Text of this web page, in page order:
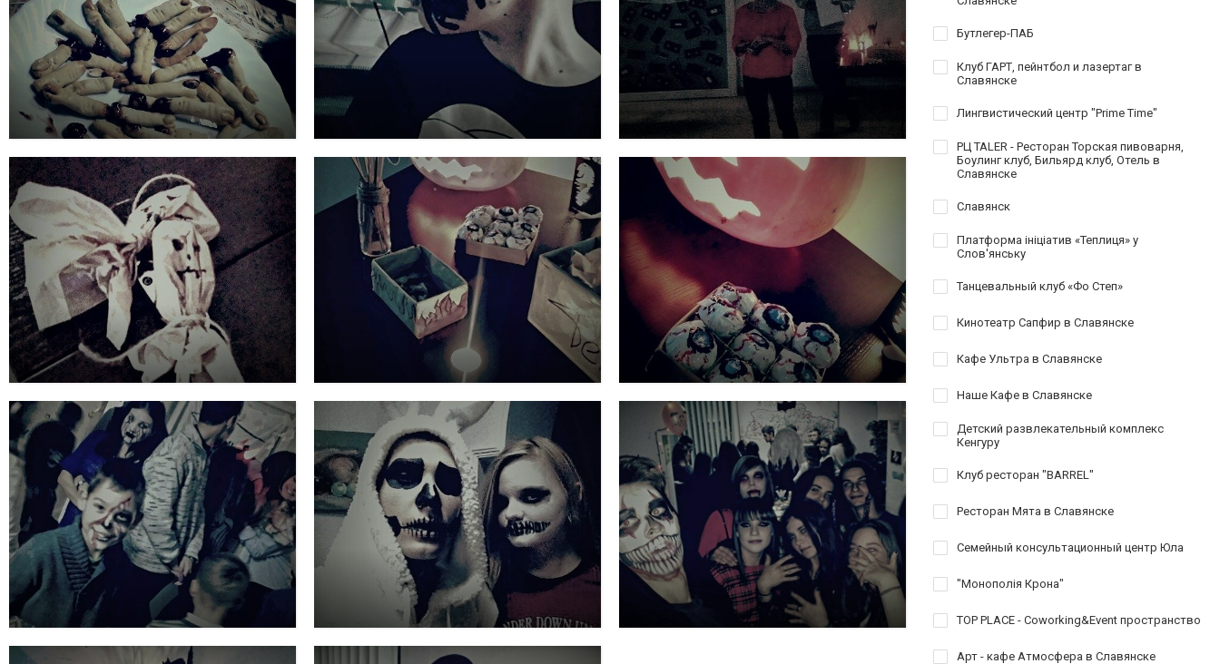
Бутлегер-ПАБ
Клуб ГАРТ, пейнтбол и лазертаг в
Славянске
Лингвистический центр "Prime Time"
РЦ TALER - Ресторан Торская пивоварня,
Боулинг клуб, Бильярд клуб, Отель в
Славянске
Славянск
Платформа ініціатив «Теплиця» у
Слов'янську
Танцевальный клуб «Фо Степ»
Кинотеатр Сапфир в Славянске
Кафе Ультра в Славянске
Наше Кафе в Славянске
Детский развлекательный комплекс
Кенгуру
Клуб ресторан "BARREL"
Ресторан Мята в Славянске
Семейный консультационный центр Юла
"Монополія Крона"
TOP PLACE - Coworking&Event пространство
Арт - кафе Атмосфера в Славянске